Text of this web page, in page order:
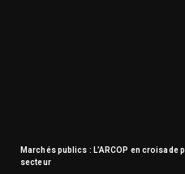
Marchés publics : L’ARCOP en croisade
secteur